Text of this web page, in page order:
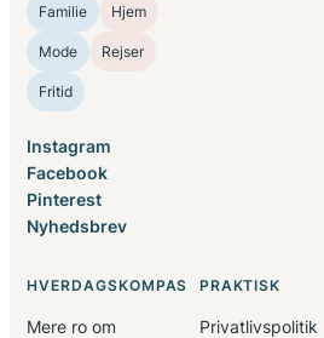
Familie Hjem
Mode Rejser
Fritid
Instagram
Facebook
Pinterest
Nyhedsbrev
HVERDAGSKOMPAS
Mere ro om
PRAKTISK
Privatlivspolitik